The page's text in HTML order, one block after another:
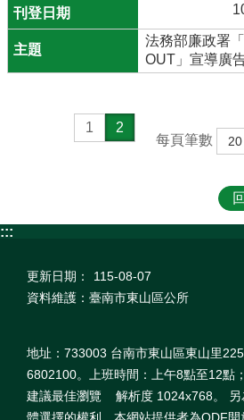
法務部廉政署
OUT」宣導廣
1
2
每頁筆數
:::
更新日期：
115-08-07
資料維護：臺南市東山區公所
地址：733003 台南市東山區東山里
6802100。上班時間：上午8點至12點
建議最佳瀏覽 解析度 1024x768。 另